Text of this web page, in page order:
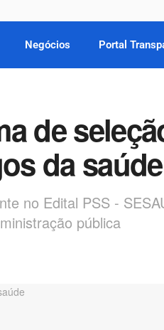
Negócios Portal
de
da saúde
no Edital PSS -
pública